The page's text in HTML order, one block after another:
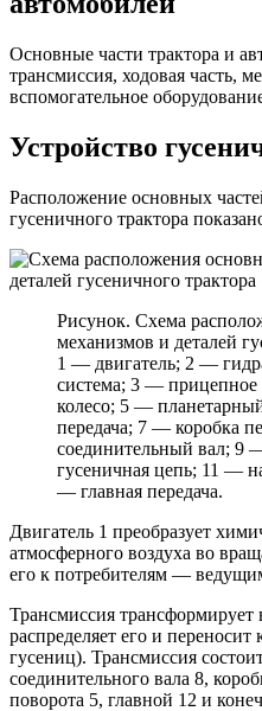
тракторов
автомобилей
Основные части трактора и
трансмиссия, ходовая часть,
вспомогательное
Устройство
Расположение основных
гусеничного трактора
Рисунок. Схема
механизмов и деталей
1 — двигатель; 2 —
система; 3 —
колесо; 5 —
передача; 7 — коробка
соединительный вал; 9
гусеничная цепь; 11 —
— главная передача.
Двигатель 1 преобразует
атмосферного воздуха во
его к потребителям —
Трансмиссия трансформирует
распределяет его и
гусениц). Трансмиссия
соединительного вала 8,
поворота 5, главной 12 и